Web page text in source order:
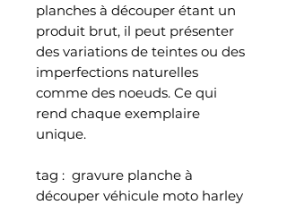
planches à découper étant un
produit brut, il peut présenter
des variations de teintes ou des
imperfections naturelles
comme des noeuds. Ce qui
rend chaque exemplaire
unique.
tag : gravure planche à
découper véhicule moto harley